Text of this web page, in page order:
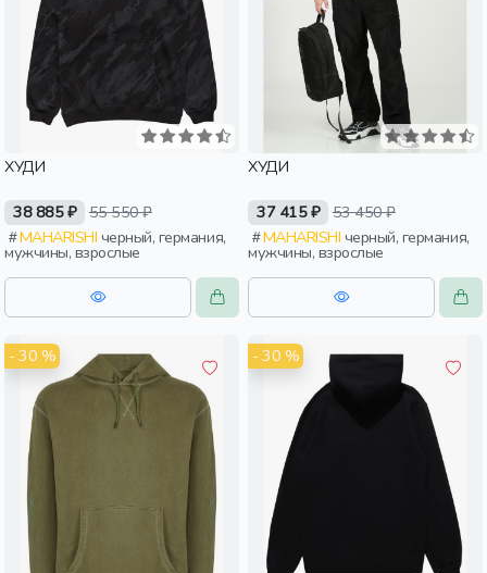
ХУДИ
38 885 ₽ 55 550 ₽
MAHARISHI
мужчины, взрослые
ХУДИ
37 415 ₽ 53 450 ₽
MAHARISHI
мужчины, взрослые
- 30 % - 30 %